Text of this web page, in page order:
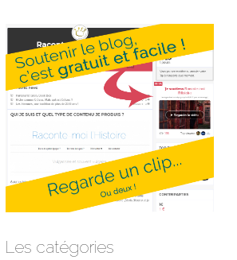
Les catégories